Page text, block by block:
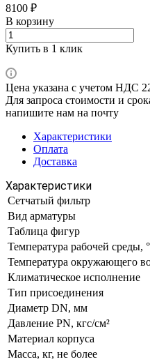
8100 ₽
В корзину
Купить в 1 клик
Цена указана с учетом НДС
Для запроса стоимости и
напишите нам на почту
Характеристики
Оплата
Доставка
Характеристики
Сетчатый фильтр
Вид арматуры
Таблица фигур
Температура рабочей среды,
Температура окружающего
Климатическое исполнение
Тип присоединения
Диаметр DN, мм
Давление PN, кгс/см²
Материал корпуса
Масса, кг, не более